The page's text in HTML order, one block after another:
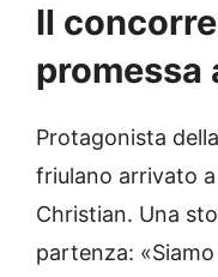
Il
promessa
Protagonista
friulano arrivato
Christian. Una
partenza: